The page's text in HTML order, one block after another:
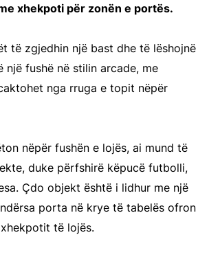
xhekpoti për zonën e portës.
të zgjedhin një bast dhe të lëshojnë
një fushë në stilin arcade, me
nga rruga e topit nëpër
nëpër fushën e lojës, ai mund të
duke përfshirë këpucë futbolli,
Çdo objekt është i lidhur me një
porta në krye të tabelës ofron
të lojës.